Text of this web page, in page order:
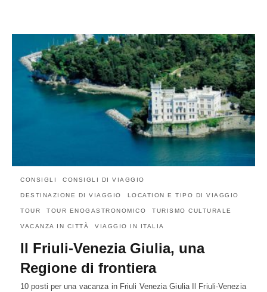
CONSIGLI CONSIGLI DI VIAGGIO
DESTINAZIONE DI VIAGGIO LOCATION E TIPO DI VIAGGIO
TOUR TOUR ENOGASTRONOMICO TURISMO CULTURALE
VACANZA IN CITTÀ VIAGGIO IN ITALIA
Il Friuli-Venezia Giulia, una
Regione di frontiera
10 posti per una vacanza in Friuli Venezia Giulia Il Friuli-Venezia